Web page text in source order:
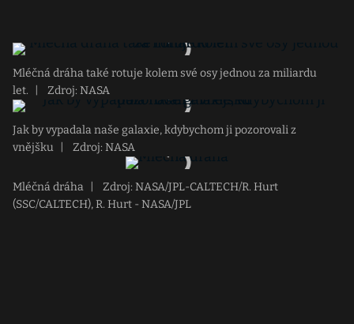
Mléčná dráha také rotuje kolem své osy jednou za miliardu
let.
Zdroj: NASA
Jak by vypadala naše galaxie, kdybychom ji pozorovali z
vnějšku
Zdroj: NASA
Mléčná dráha
Zdroj: NASA/JPL-CALTECH/R. Hurt
(SSC/CALTECH), R. Hurt - NASA/JPL